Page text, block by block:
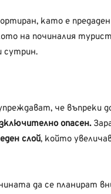
като е предаден
на починалия
сутрин.
че въпреки
опасен.
слой, който
да се планират